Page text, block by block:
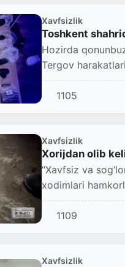
Xavfsizlik
Toshkent
Hozirda
Tergov
1105
Xavfsizlik
Xorijdan olib
“Xavfsiz va
xodimlari
1109
Xavfsizlik